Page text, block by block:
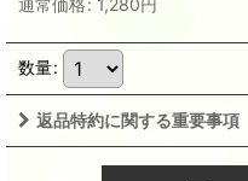
通常価格: 1,280円
数量:
返品特約に関する重要事項